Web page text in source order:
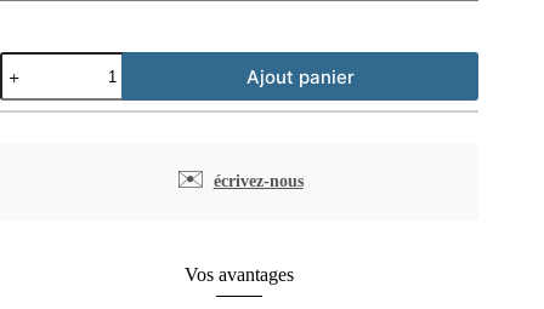
quantité
de
Bague
Ajout panier
✉️ écrivez-nous
Vos avantages